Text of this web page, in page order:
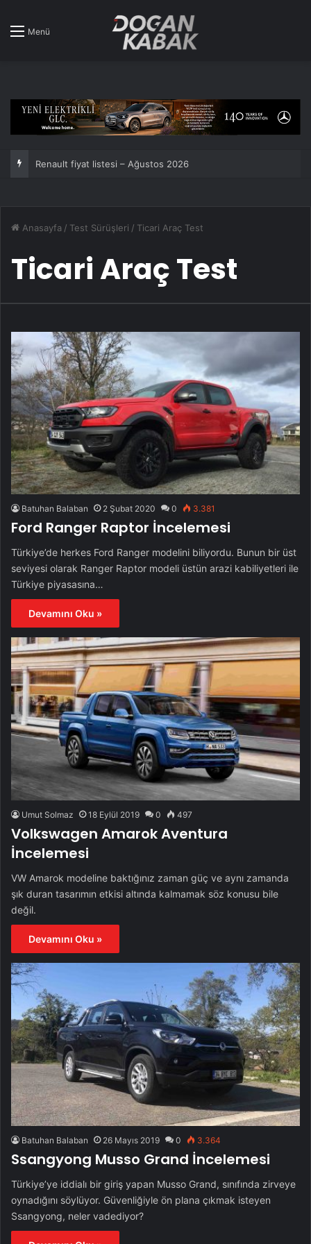
Menü
Renault fiyat listesi – Ağustos 2026
Anasayfa / Test Sürüşleri / Ticari Araç Test
Ticari Araç Test
Batuhan Balaban 2 Şubat 2020 0 3.381
Ford Ranger Raptor İncelemesi
Türkiye’de herkes Ford Ranger modelini biliyordu. Bunun bir üst
seviyesi olarak Ranger Raptor modeli üstün arazi kabiliyetleri ile
Türkiye piyasasına…
Devamını Oku »
Umut Solmaz 18 Eylül 2019 0 497
Volkswagen Amarok Aventura
İncelemesi
VW Amarok modeline baktığınız zaman güç ve aynı zamanda
şık duran tasarımın etkisi altında kalmamak söz konusu bile
değil.
Devamını Oku »
Batuhan Balaban 26 Mayıs 2019 0 3.364
Ssangyong Musso Grand İncelemesi
Türkiye’ye iddialı bir giriş yapan Musso Grand, sınıfında zirveye
oynadığını söylüyor. Güvenliğiyle ön plana çıkmak isteyen
Ssangyong, neler vadediyor?